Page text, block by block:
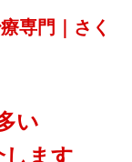
専門｜さく
い
します